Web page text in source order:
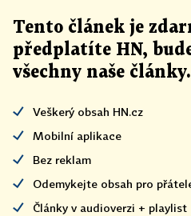
Tento článek je
předplatíte HN,
všechny naše články.
Veškerý obsah HN.cz
Mobilní aplikace
Bez reklam
Odemykejte obsah pro
Články v audioverzi + playlist